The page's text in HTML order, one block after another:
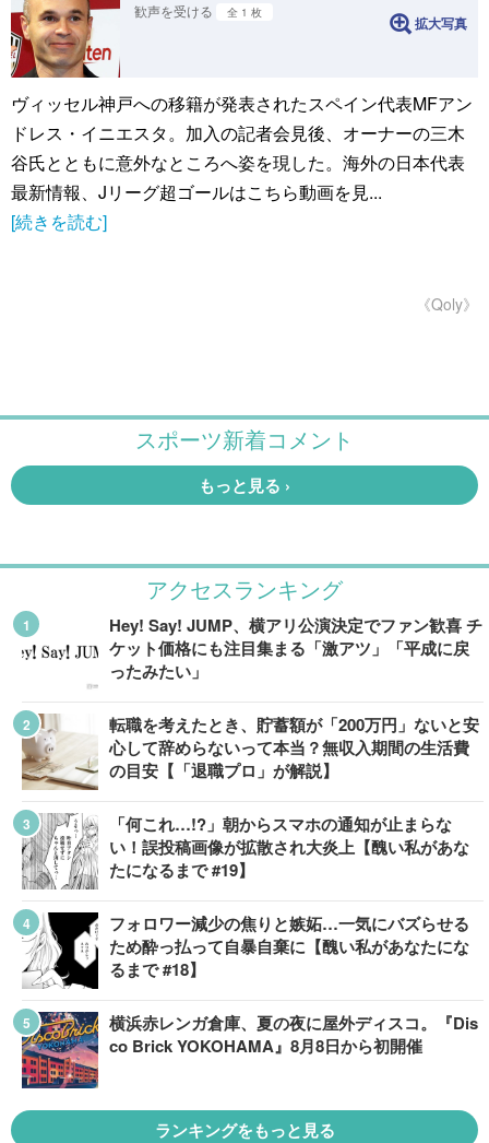
歓声を受ける
全 1 枚
拡大写真
ヴィッセル神戸への移籍が発表されたスペイン代表MFアン
ドレス・イニエスタ。加入の記者会見後、オーナーの三木
谷氏とともに意外なところへ姿を現した。海外の日本代表
最新情報、Jリーグ超ゴールはこちら動画を見...
[続きを読む]
《Qoly》
アクセスランキング
Hey! Say! JUMP、横アリ公演決定でファン歓喜 チ
ケット価格にも注目集まる「激アツ」「平成に戻
ったみたい」
転職を考えたとき、貯蓄額が「200万円」ないと安
心して辞めらないって本当？無収入期間の生活費
の目安【「退職プロ」が解説】
「何これ…!?」朝からスマホの通知が止まらな
い！誤投稿画像が拡散され大炎上【醜い私があな
たになるまで #19】
フォロワー減少の焦りと嫉妬…一気にバズらせる
ため酔っ払って自暴自棄に【醜い私があなたにな
るまで #18】
横浜赤レンガ倉庫、夏の夜に屋外ディスコ。『Dis
co Brick YOKOHAMA』8月8日から初開催
ランキングをもっと見る